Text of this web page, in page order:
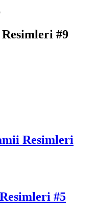
#9
Resimleri
#5